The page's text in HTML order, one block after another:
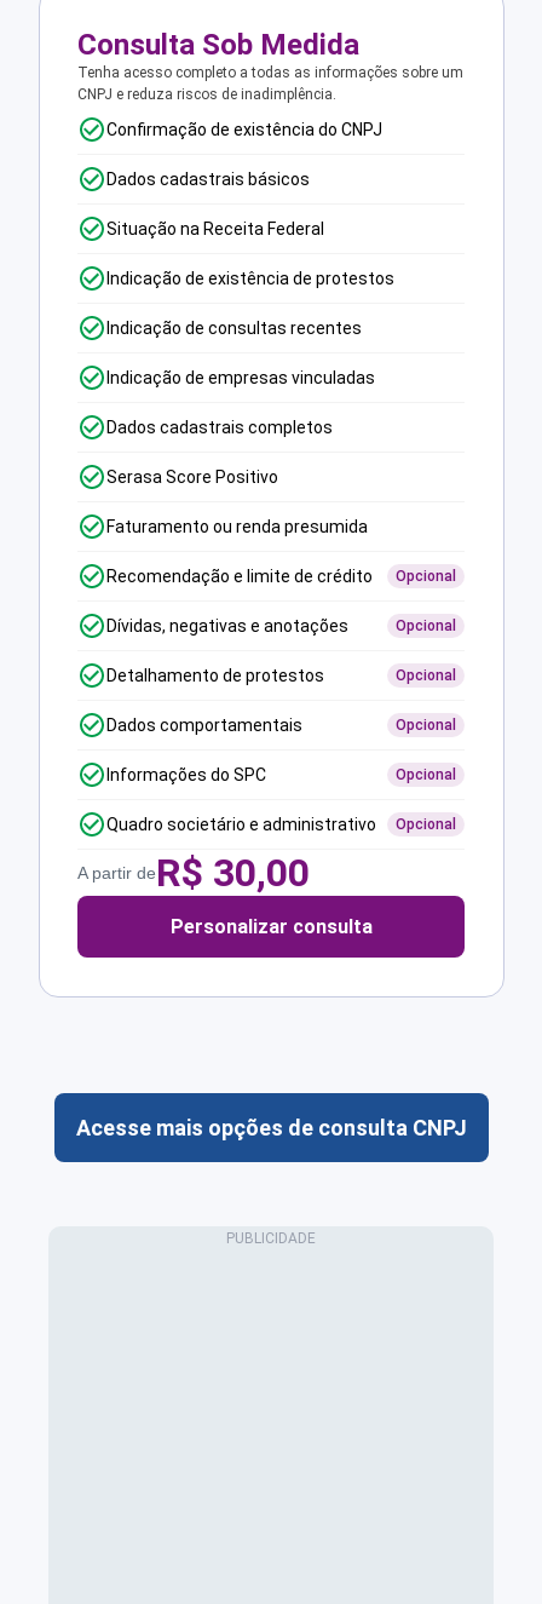
Consulta Sob Medida
Tenha acesso completo a todas as informações sobre um
CNPJ e reduza riscos de inadimplência.
Confirmação de existência do CNPJ
Dados cadastrais básicos
Situação na Receita Federal
Indicação de existência de protestos
Indicação de consultas recentes
Indicação de empresas vinculadas
Dados cadastrais completos
Serasa Score Positivo
Faturamento ou renda presumida
Recomendação e limite de crédito Opcional
Dívidas, negativas e anotações Opcional
Detalhamento de protestos Opcional
Dados comportamentais Opcional
Informações do SPC Opcional
Quadro societário e administrativo Opcional
A partir deR$ 30,00
Personalizar consulta
Acesse mais opções de consulta CNPJ